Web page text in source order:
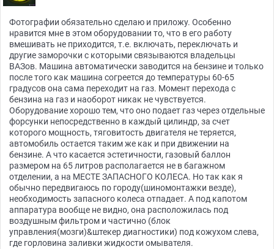
Фотографии обязательно сделаю и приложу. Особенно
нравится мне в этом оборудовании то, что в его работу
вмешивать не приходится, т.е. включать, переключать и
другие заморочки с которыми связываются владельцы
ВАЗов. Машина автоматически заводится на бензине и только
после того как машина согреется до температуры 60-65
градусов она сама переходит на газ. Момент перехода с
бензина на газ и наоборот никак не чувствуется.
Оборудование хорошо тем, что оно подает газ через отдельные
форсунки непосредственно в каждый цилиндр, за счет
которого мощность, тяговитость двигателя не теряется,
автомобиль остается таким же как и при движении на
бензине. А что касается эстетичности, газовый баллон
размером на 65 литров располагается не в багажном
отделении, а на МЕСТЕ ЗАПАСНОГО КОЛЕСА. Но так как я
обычно передвигаюсь по городу(шиномонтажки везде),
необходимость запасного колеса отпадает. А под капотом
аппаратура вообще не видно, она расположилась под
воздушным фильтром и частично (блок
управления(мозги)&штекер диагностики) под кожухом слева,
где горловина заливки жидкости омывателя.